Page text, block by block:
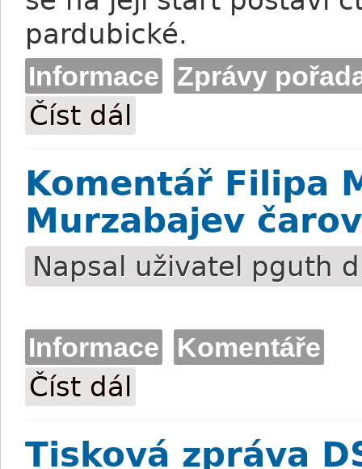
pardubické.
Informace Zprávy
Číst dál
Komentář Filipa
Murzabajev
Napsal uživatel pguth
Informace Komentáře
Číst dál
Tisková zpráva